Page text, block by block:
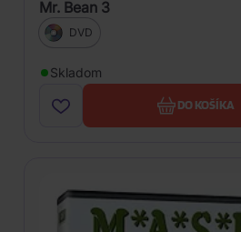
Mr. Bean 3
DVD
Skladom
DO KOŠÍKA